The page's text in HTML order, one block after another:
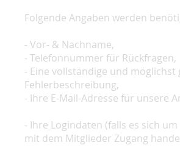
Folgende Angaben werden
- Vor- & Nachname,
- Telefonnummer für Rückfragen,
- Eine vollständige und möglichst
Fehlerbeschreibung,
- Ihre E-Mail-Adresse für unsere
- Ihre Logindaten (falls es sich
mit dem Mitglieder Zugang